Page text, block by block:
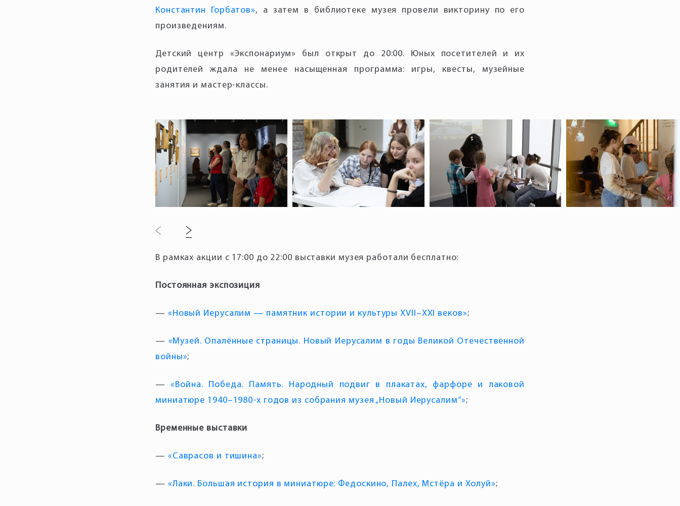
Константин Горбатов», а затем в библиотеке музея провели викторину по его
произведениям.
Детский центр «Экспонариум» был открыт до 20:00. Юных посетителей и их
родителей ждала не менее насыщенная программа: игры, квесты, музейные
занятия и мастер-классы.
В рамках акции с 17:00 до 22:00 выставки музея работали бесплатно:
— «Новый Иерусалим — памятник истории и культуры XVII–XXI веков»;
— «Музей. Опалённые страницы. Новый Иерусалим в годы Великой Отечественной
войны»;
—«Война. Победа. Память. Народный подвиг в плакатах, фарфоре и лаковой
миниатюре 1940–1980-х годов из собрания музея „Новый Иерусалим“»;
— «Саврасов и тишина»;
— «Лаки. Большая история в миниатюре: Федоскино, Палех, Мстёра и Холуй»;